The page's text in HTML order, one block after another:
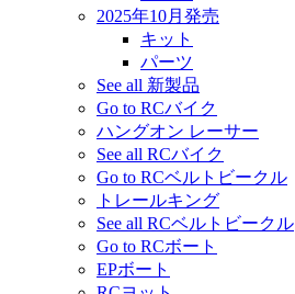
2025年10月発売
キット
パーツ
See all 新製品
Go to RCバイク
ハングオン レーサー
See all RCバイク
Go to RCベルトビークル
トレールキング
See all RCベルトビークル
Go to RCボート
EPボート